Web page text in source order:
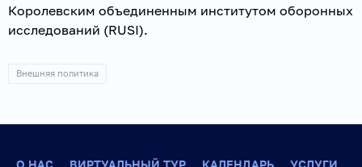
Королевским объединенным институтом оборонных
исследований (RUSI).
Внешняя политика
О НАС ВИРТУАЛЬНЫЙ ТУР КАЛЕНДАРЬ УСЛУГИ